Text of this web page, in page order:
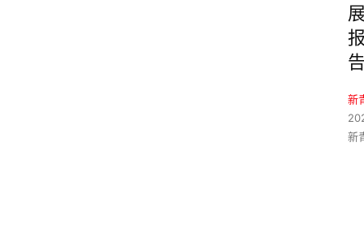
新
新